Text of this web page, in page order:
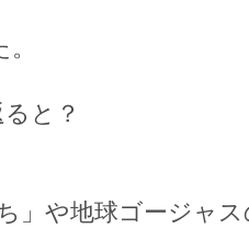
と？
」や地球ゴージャ